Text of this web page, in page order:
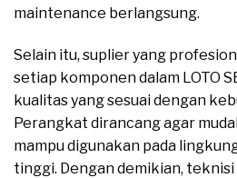
maintenance berlangsung.
Selain itu, suplier yang
setiap komponen dalam LOTO
kualitas yang sesuai dengan
Perangkat dirancang agar
mampu digunakan pada
tinggi. Dengan demikian,